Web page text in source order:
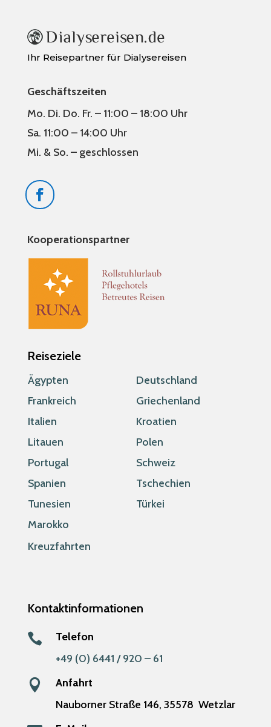
Ihr Reisepartner für Dialysereisen
Geschäftszeiten
Mo. Di. Do. Fr. – 11:00 – 18:00 Uhr
Sa. 11:00 – 14:00 Uhr
Mi. & So. – geschlossen
Kooperationspartner
Reiseziele
Ägypten
Deutschland
Frankreich
Griechenland
Italien
Kroatien
Litauen
Polen
Portugal
Schweiz
Spanien
Tschechien
Tunesien
Türkei
Marokko
Kreuzfahrten
Kontaktinformationen

Telefon
+49 (0) 6441 / 920 – 61

Anfahrt
Nauborner Straße 146, 35578 Wetzlar